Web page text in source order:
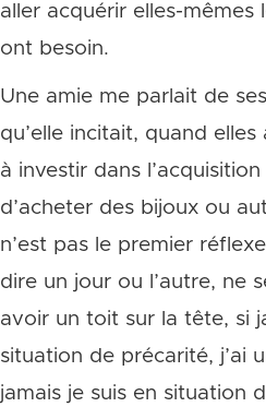
aller acquérir elles-mêmes
ont besoin.
Une amie me parlait de
qu’elle incitait, quand
à investir dans
d’acheter des bijoux ou
n’est pas le premier
dire un jour ou l’autre, ne
avoir un toit sur la tête, si
situation de précarité, j’ai
jamais je suis en situation